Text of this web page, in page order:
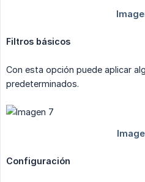
Filtros básicos
Con esta opción puede aplicar
predeterminados.
Configuración